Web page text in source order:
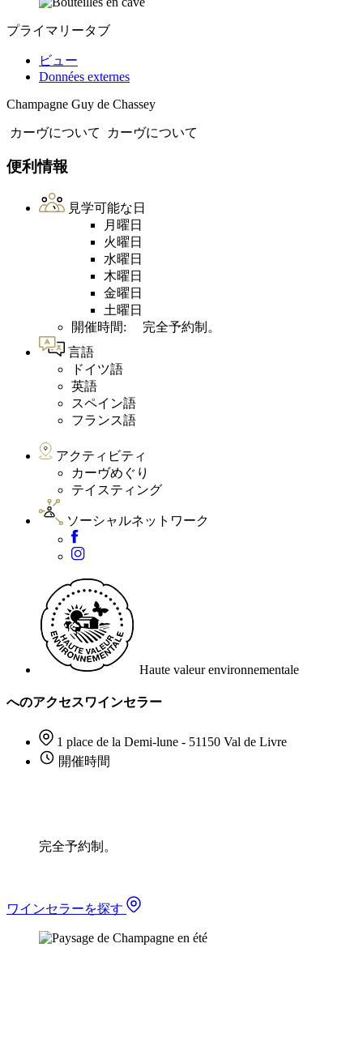
プライマリータブ
ビュー
Données externes
Champagne Guy de Chassey
カーヴについて カーヴについて
便利情報
見学可能な日
月曜日
火曜日
水曜日
木曜日
金曜日
土曜日
開催時間: 完全予約制。
言語
ドイツ語
英語
スペイン語
フランス語
アクティビティ
カーヴめぐり
テイスティング
ソーシャルネットワーク
Haute valeur environnementale
へのアクセスワインセラー
1 place de la Demi-lune - 51150 Val de Livre
開催時間
完全予約制。
ワインセラーを探す